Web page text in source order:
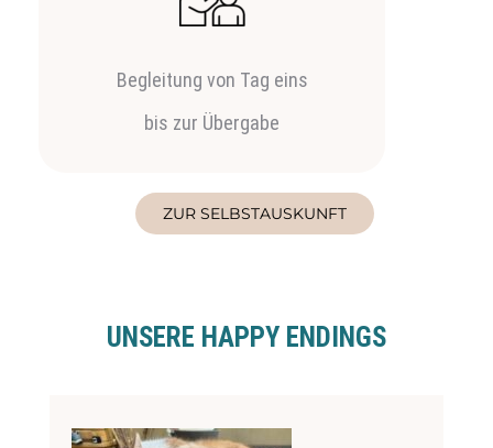
Begleitung von Tag eins
bis zur Übergabe
ZUR SELBSTAUSKUNFT
UNSERE HAPPY ENDINGS